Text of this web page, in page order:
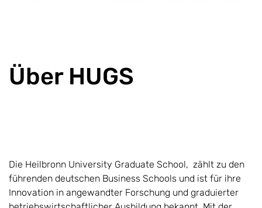
Über HUGS
Die Heilbronn University Graduate School, zählt zu den
führenden deutschen Business Schools und ist für ihre
Innovation in angewandter Forschung und graduierter